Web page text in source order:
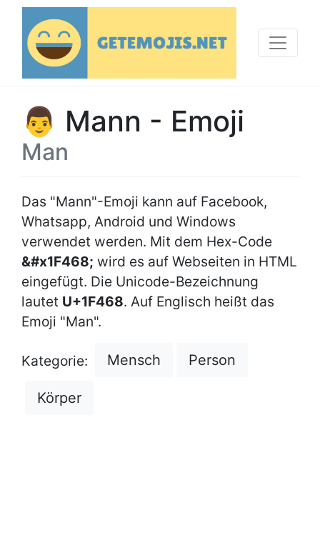
👨 Mann - Emoji
Man
Das "Mann"-Emoji kann auf Facebook,
Whatsapp, Android und Windows
verwendet werden. Mit dem Hex-Code
&#x1F468; wird es auf Webseiten in HTML
eingefügt. Die Unicode-Bezeichnung
lautet U+1F468. Auf Englisch heißt das
Emoji "Man".
Kategorie: Mensch Person
Körper